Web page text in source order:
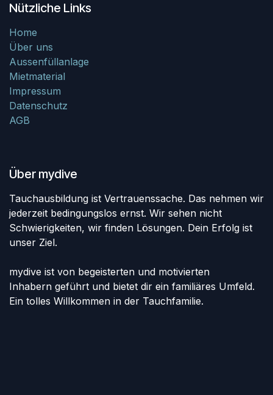
Nützliche Links
Home
Über uns
Aussenfüllanlage
Mietmaterial
Impressum
Datenschutz
AGB
Über mydive
Tauchausbildung ist Vertrauenssache. Das nehmen wir
jederzeit bedingungslos ernst. Wir sehen nicht
Schwierigkeiten, wir finden Lösungen. Dein Erfolg ist
unser Ziel.
mydive ist von begeisterten und motivierten
Inhabern geführt und bietet dir ein familiäres Umfeld.
Ein tolles Willkommen in der Tauchfamilie.